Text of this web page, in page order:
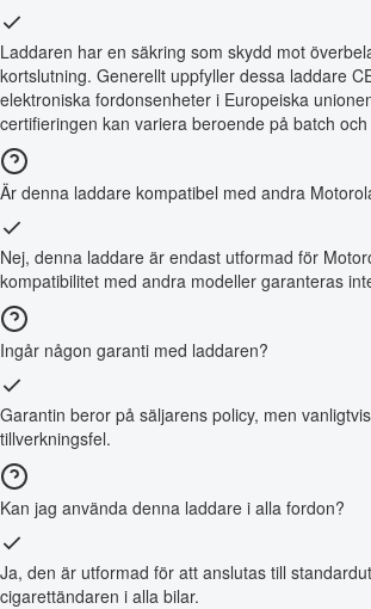
Laddaren har en säkring som skydd mot
kortslutning. Generellt uppfyller dessa laddare
elektroniska fordonsenheter i Europeiska
certifieringen kan variera beroende på batch
Är denna laddare kompatibel med andra
Nej, denna laddare är endast utformad för
kompatibilitet med andra modeller garanteras
Ingår någon garanti med laddaren?
Garantin beror på säljarens policy, men
tillverkningsfel.
Kan jag använda denna laddare i alla fordon?
Ja, den är utformad för att anslutas till
cigarettändaren i alla bilar.